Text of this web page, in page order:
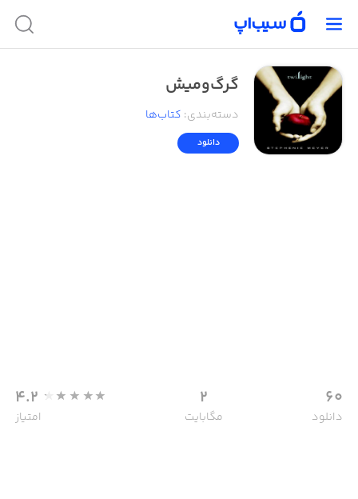
گرگ‌ومیش
دسته‌بندی: کتاب‌ها
دانلود
60
دانلود
2
مگابایت
4.2
امتیاز